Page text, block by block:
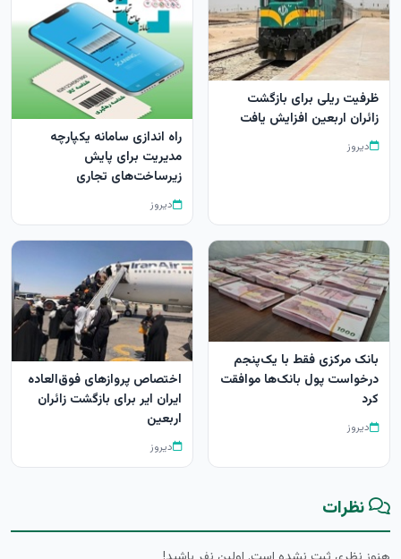
ظرفیت ریلی برای بازگشت
زائران اربعین افزایش یافت
دیروز
راه اندازی سامانه یکپارچه
مدیریت برای پایش
زیرساخت‌های تجاری
دیروز
بانک مرکزی فقط با یک‌‎پنجم
درخواست پول بانک‌ها موافقت
کرد
دیروز
اختصاص پروازهای فوق‌العاده
ایران ایر برای بازگشت زائران
اربعین
دیروز
نظرات